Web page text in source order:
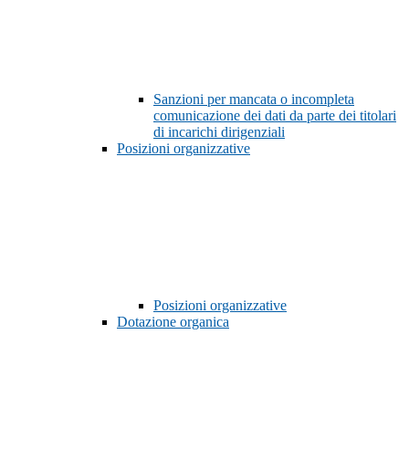
Sanzioni per mancata o incompleta
comunicazione dei dati da parte dei titolari
di incarichi dirigenziali
Posizioni organizzative
Posizioni organizzative
Dotazione organica